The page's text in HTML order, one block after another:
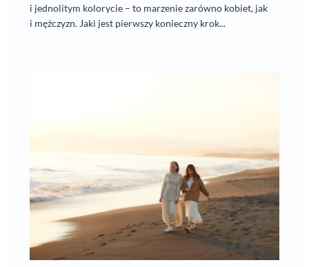
i jednolitym kolorycie – to marzenie zarówno kobiet, jak
i mężczyzn. Jaki jest pierwszy konieczny krok...